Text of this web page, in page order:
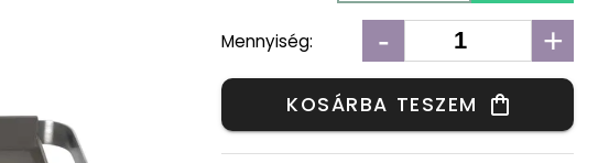
Mennyiség: - +
KOSÁRBA TESZEM shopping_bag